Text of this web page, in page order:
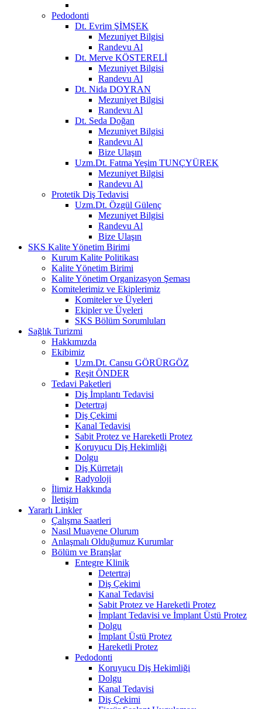
Pedodonti
Dt. Evrim ŞİMŞEK
Mezuniyet Bilgisi
Randevu Al
Dt. Merve KÖSTERELİ
Mezuniyet Bilgisi
Randevu Al
Dt. Nida DOYRAN
Mezuniyet Bilgisi
Randevu Al
Dt. Seda Doğan
Mezuniyet Bilgisi
Randevu Al
Bize Ulaşın
Uzm.Dt. Fatma Yeşim TUNÇYÜREK
Mezuniyet Bilgisi
Randevu Al
Protetik Diş Tedavisi
Uzm.Dt. Özgül Gülenç
Mezuniyet Bilgisi
Randevu Al
Bize Ulaşın
SKS Kalite Yönetim Birimi
Kurum Kalite Politikası
Kalite Yönetim Birimi
Kalite Yönetim Organizasyon Şeması
Komitelerimiz ve Ekiplerimiz
Komiteler ve Üyeleri
Ekipler ve Üyeleri
SKS Bölüm Sorumluları
Sağlık Turizmi
Hakkımızda
Ekibimiz
Uzm.Dt. Cansu GÖRÜRGÖZ
Reşit ÖNDER
Tedavi Paketleri
Diş İmplantı Tedavisi
Detertraj
Diş Çekimi
Kanal Tedavisi
Sabit Protez ve Hareketli Protez
Koruyucu Diş Hekimliği
Dolgu
Diş Kürretajı
Radyoloji
İlimiz Hakkında
İletişim
Yararlı Linkler
Çalışma Saatleri
Nasıl Muayene Olurum
Anlaşmalı Olduğumuz Kurumlar
Bölüm ve Branşlar
Entegre Klinik
Detertraj
Diş Çekimi
Kanal Tedavisi
Sabit Protez ve Hareketli Protez
İmplant Tedavisi ve İmplant Üstü Protez
Dolgu
İmplant Üstü Protez
Hareketli Protez
Pedodonti
Koruyucu Diş Hekimliği
Dolgu
Kanal Tedavisi
Diş Çekimi